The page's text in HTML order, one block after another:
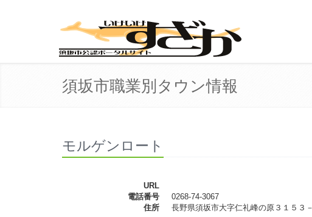
須坂市職業別タウン情報
モルゲンロート
URL
電話番号
0268-74-3067
住所
長野県須坂市大字仁礼峰の原３１５３